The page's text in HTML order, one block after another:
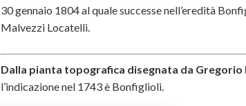
30 gennaio 1804 al quale successe nell’eredità
Malvezzi Locatelli.
Dalla pianta topografica disegnata da Gregorio
l’indicazione nel 1743 è Bonfiglioli.